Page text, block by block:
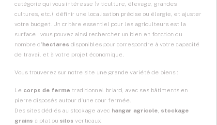
catégorie qui vous intéresse (viticulture, élevage, grandes
cultures, etc.), définir une localisation précise ou élargie, et ajuster
votre budget. Un critère essentiel pour les agriculteurs est la
surface : vous pouvez ainsi rechercher un bien en fonction du
nombre d'hectares disponibles pour correspondre à votre capacité
de travail et à votre projet économique.
Vous trouverez sur notre site une grande variété de biens :
Le corps de ferme traditionnel briard, avec ses bâtiments en
pierre disposés autour d'une cour fermée.
Des sites dédiés au stockage avec hangar agricole, stockage
grains à plat ou silos verticaux.